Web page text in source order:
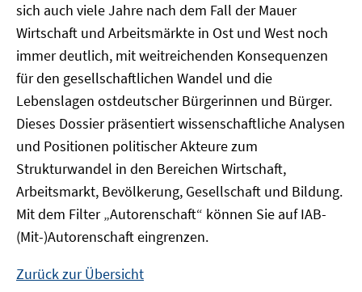
sich auch viele Jahre nach dem Fall der Mauer
Wirtschaft und Arbeitsmärkte in Ost und West noch
immer deutlich, mit weitreichenden Konsequenzen
für den gesellschaftlichen Wandel und die
Lebenslagen ostdeutscher Bürgerinnen und Bürger.
Dieses Dossier präsentiert wissenschaftliche Analysen
und Positionen politischer Akteure zum
Strukturwandel in den Bereichen Wirtschaft,
Arbeitsmarkt, Bevölkerung, Gesellschaft und Bildung.
Mit dem Filter „Autorenschaft“ können Sie auf IAB-
(Mit-)Autorenschaft eingrenzen.
Zurück zur Übersicht